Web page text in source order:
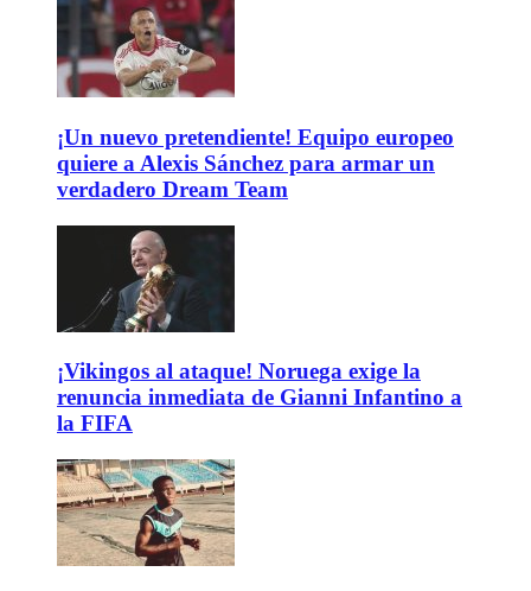
¡Un nuevo pretendiente! Equipo europeo
quiere a Alexis Sánchez para armar un
verdadero Dream Team
¡Vikingos al ataque! Noruega exige la
renuncia inmediata de Gianni Infantino a
la FIFA